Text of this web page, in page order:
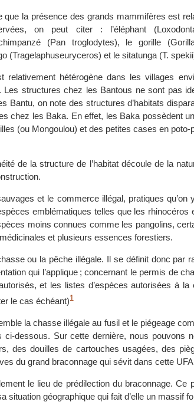
que la présence des grands mammifères est
on peut citer : l’éléphant
(Pan troglodytes), le gorille
(Tragelaphuseuryceros) et le sitatunga (T.
relativement hétérogène dans les villages
Les structures chez les Bantous ne sont pas
Bantu, on note des structures d’habitats
chez les Baka. En effet, les Baka possèdent
(ou Mongoulou) et des petites cases en
de la structure de l’habitat découle de la
et le commerce illégal, pratiques qu’on
emblématiques telles que les rhinocéros
moins connues comme les pangolins,
et plusieurs essences forestiers.
ou la pêche illégale. Il se définit donc par
qui l’applique ; concernant le permis de
et les listes d’espèces autorisées à la
le cas échéant)1
la chasse illégale au fusil et le piégeage
dessous. Sur cette dernière, nous pouvons
des douilles de cartouches usagées, des
du grand braconnage qui sévit dans cette
le lieu de prédilection du braconnage. Ce
situation géographique qui fait d’elle un massif